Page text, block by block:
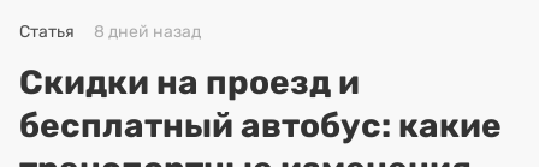
Статья 8 дней назад
Скидки на проезд и
бесплатный автобус: какие